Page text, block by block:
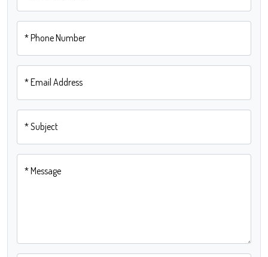
*Phone Number
*Email Address
*Subject
*Message